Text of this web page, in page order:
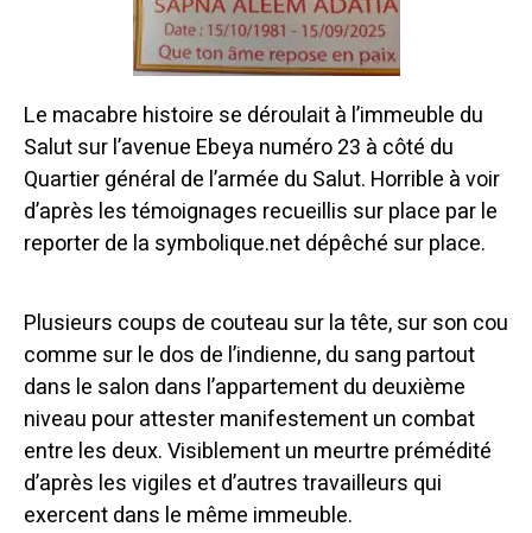
Le macabre histoire se déroulait à l’immeuble du
Salut sur l’avenue Ebeya numéro 23 à côté du
Quartier général de l’armée du Salut. Horrible à voir
d’après les témoignages recueillis sur place par le
reporter de la symbolique.net dépêché sur place.
Plusieurs coups de couteau sur la tête, sur son cou
comme sur le dos de l’indienne, du sang partout
dans le salon dans l’appartement du deuxième
niveau pour attester manifestement un combat
entre les deux. Visiblement un meurtre prémédité
d’après les vigiles et d’autres travailleurs qui
exercent dans le même immeuble.